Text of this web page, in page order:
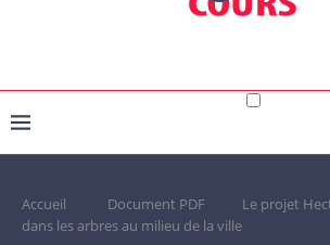
Accueil Document PDF
Le projet
dans les arbres au milieu de la ville